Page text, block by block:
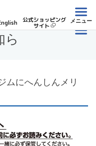
公式ショッピング
サイト
メニュー
ら
ムにへんしんメリ